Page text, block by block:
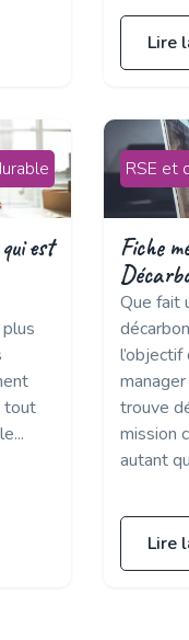
Lire
est
tout
RSE et
Fiche
Que fait
l’objectif
trouve
mission
autant
Lire